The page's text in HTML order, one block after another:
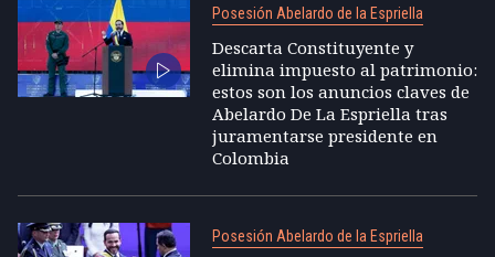
Posesión Abelardo de la Espriella
Descarta Constituyente y
elimina impuesto al patrimonio:
estos son los anuncios claves de
Abelardo De La Espriella tras
juramentarse presidente en
Colombia
Posesión Abelardo de la Espriella